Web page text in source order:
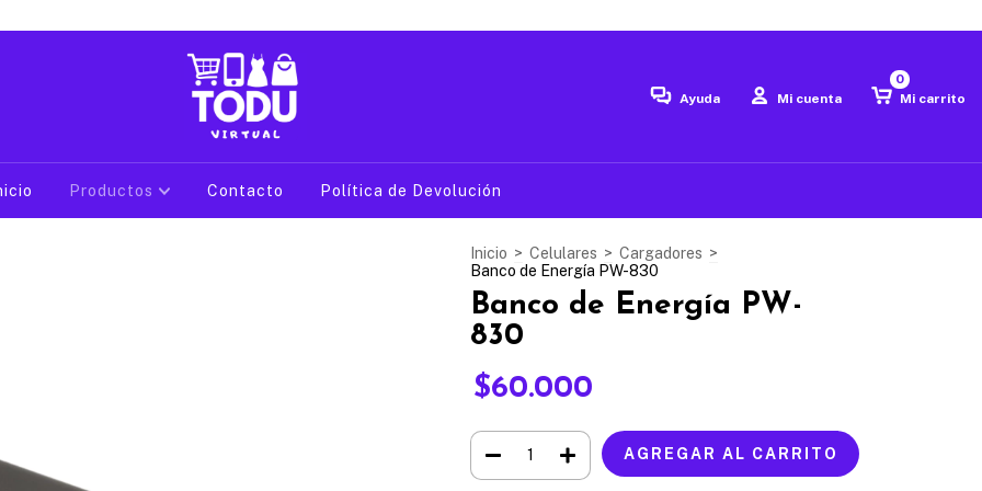
Ayuda Mi cuenta Mi carrito
0
Productos Contacto Política de Devolución
Inicio > Celulares > Cargadores >
Banco de Energía PW-830
Banco de Energía PW-
830
$60.000